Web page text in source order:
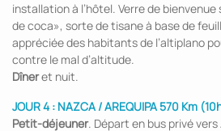
installation à l’hôtel. Verre de bienvenue
de coca», sorte de tisane à base de
appréciée des habitants de l’altiplano
contre le mal d’altitude.
Dîneret nuit.
JOUR 4 : NAZCA / AREQUIPA 570 Km
Petit-déjeuner. Départ en bus privé vers